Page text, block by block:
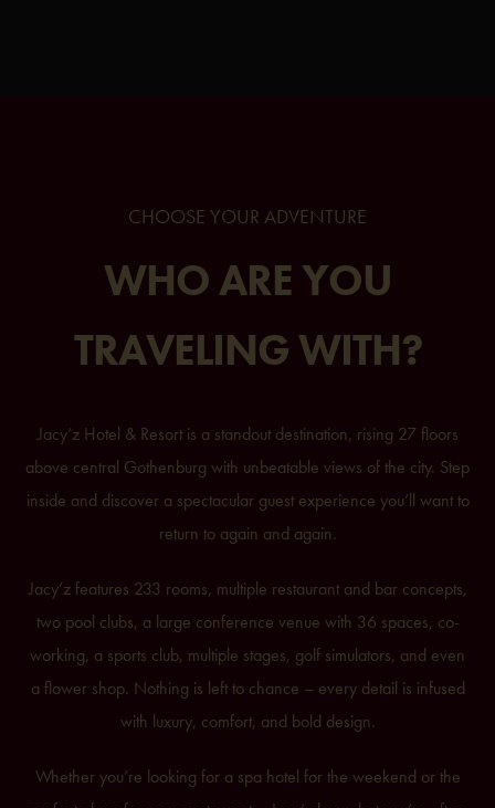
CHOOSE YOUR ADVENTURE
WHO ARE YOU
TRAVELING WITH?
Jacy’z Hotel & Resort is a standout destination, rising 27 floors
above central Gothenburg with unbeatable views of the city. Step
inside and discover a spectacular guest experience you’ll want to
return to again and again.
Jacy’z features 233 rooms, multiple restaurant and bar concepts,
two pool clubs, a large conference venue with 36 spaces, co-
working, a sports club, multiple stages, golf simulators, and even
a flower shop. Nothing is left to chance – every detail is infused
with luxury, comfort, and bold design.
Whether you’re looking for a spa hotel for the weekend or the